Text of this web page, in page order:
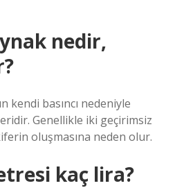
nedir,
kendi basıncı nedeniyle
Genellikle iki geçirimsiz
oluşmasına neden olur.
kaç lira?